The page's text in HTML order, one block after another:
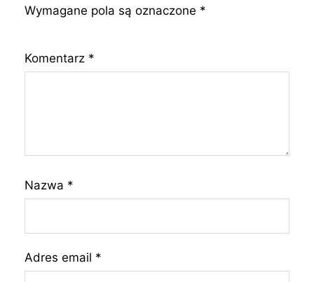
Wymagane pola są oznaczone *
Komentarz *
Nazwa *
Adres email *